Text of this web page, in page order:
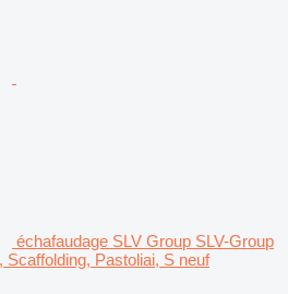
échafaudage SLV Group SLV-Group
Pastoliai, S neuf